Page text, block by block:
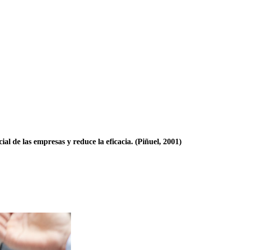
de las empresas y reduce la eficacia. (Piñuel, 2001)